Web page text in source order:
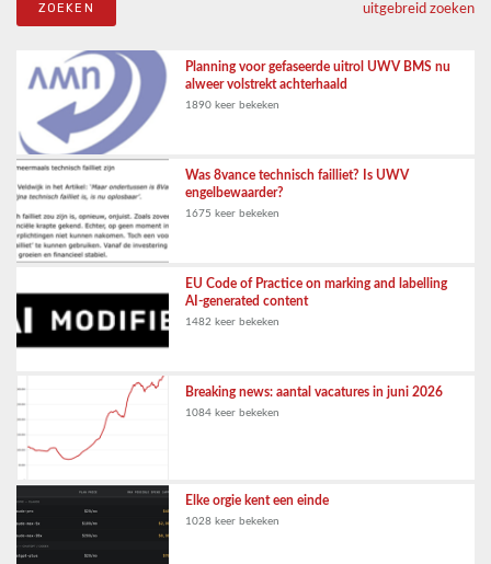
uitgebreid zoeken
Planning voor gefaseerde uitrol UWV BMS nu
alweer volstrekt achterhaald
1890 keer bekeken
Was 8vance technisch failliet? Is UWV
engelbewaarder?
1675 keer bekeken
EU Code of Practice on marking and labelling
AI-generated content
1482 keer bekeken
Breaking news: aantal vacatures in juni 2026
1084 keer bekeken
Elke orgie kent een einde
1028 keer bekeken